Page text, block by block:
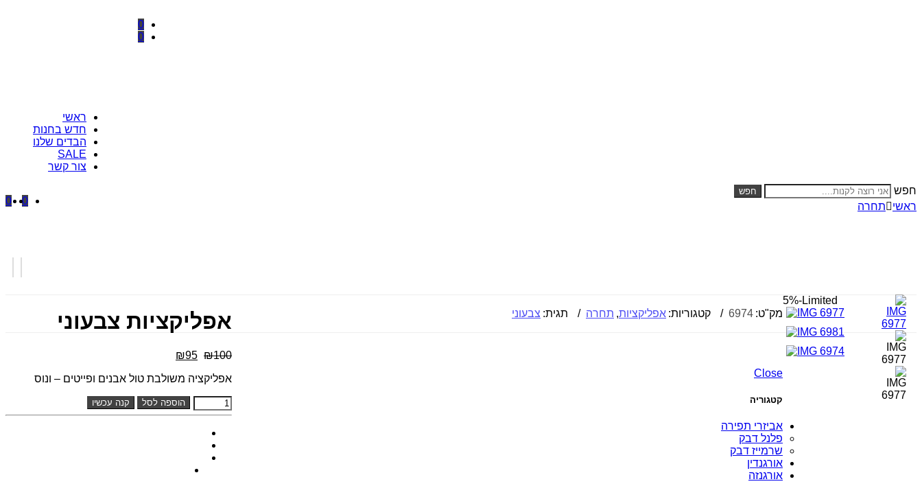
0
0
ראשי
חדש בחנות
הבדים שלנו
SALE
צור קשר
0
0
חפש חפש
ראשי תחרה
-5%Limited
אפליקציות צבעוני
₪100
המחיר
היה:
₪95
הוא:
אפליקציה משולבת טול אבנים ופייטים – ונוס
אפליקציות
צבעוני
הוספה לסל קנה עכשיו
מק"ט: 6974 קטגוריות: אפליקציות, תחרה תגית: צבעוני
Close
קטגוריה
אביזרי תפירה
פלנל דבק
שרמייז דבק
אורגנדין
אורגנזה